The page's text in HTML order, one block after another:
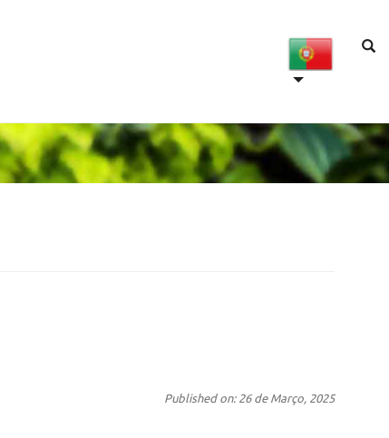
Published on: 26 de Março, 2025